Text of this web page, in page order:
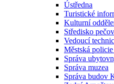
Ústředna
Turistické
Kulturní
Středisko
Vedoucí
Městská
Správa
Správa muzea
Správa budov